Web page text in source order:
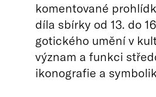
komentované
díla sbírky od 13. do
gotického umění v
význam a funkci
ikonografie a